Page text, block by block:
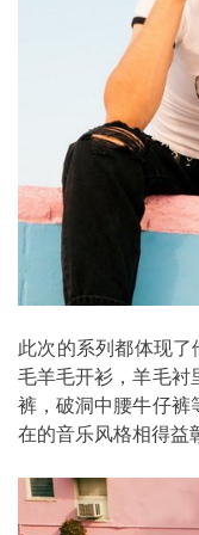
此次的系列都体现了
毛羊毛开衫，羊毛衬
裤，破洞中腰牛仔裤
在的音乐风格相得益